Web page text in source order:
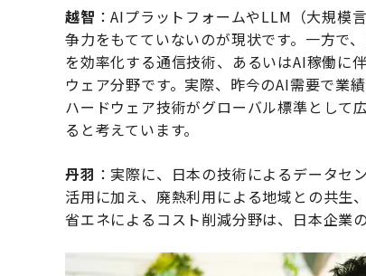
越智 ：AIプラットフォームやLLM（大規模
争力をもてていないのが現状です。一方で
を効率化する通信技術、あるいはAI稼働に
ウェア分野です。実際、昨今のAI需要で業
ハードウェア技術がグローバル標準として
ると考えています。
丹羽 ：実際に、日本の技術によるデータセ
活用に加え、廃熱利用による地域との共生
省エネによるコスト削減分野は、日本企業